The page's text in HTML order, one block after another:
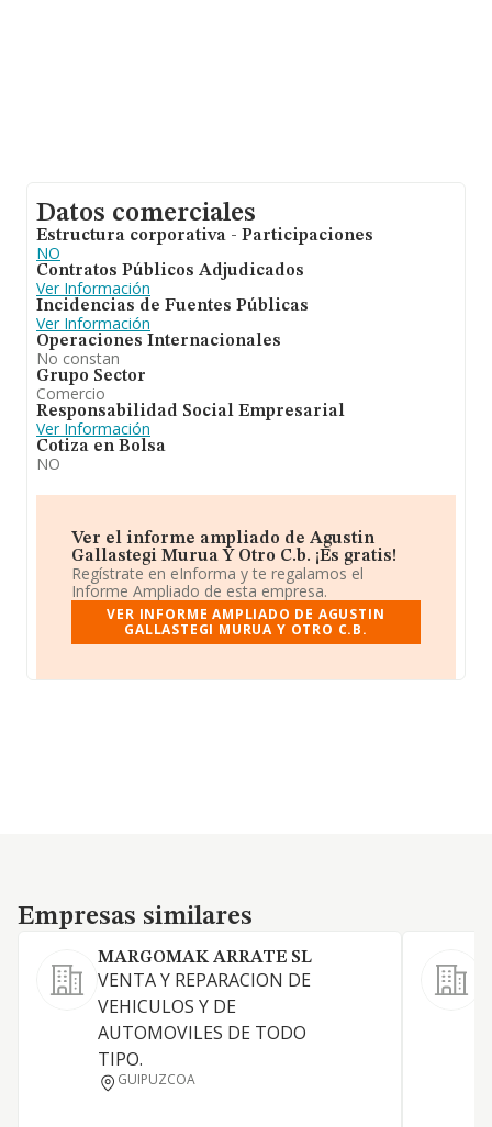
Datos comerciales
Estructura corporativa - Participaciones
NO
Contratos Públicos Adjudicados
Ver Información
Incidencias de Fuentes Públicas
Ver Información
Operaciones Internacionales
No constan
Grupo Sector
Comercio
Responsabilidad Social Empresarial
Ver Información
Cotiza en Bolsa
NO
Ver el informe ampliado de Agustin
Gallastegi Murua Y Otro C.b. ¡Es gratis!
Regístrate en eInforma y te regalamos el
Informe Ampliado de esta empresa.
VER INFORME AMPLIADO DE AGUSTIN
GALLASTEGI MURUA Y OTRO C.B.
Empresas similares
Empresas similares
MARGOMAK ARRATE SL
VENTA Y REPARACION DE
VEHICULOS Y DE
AUTOMOVILES DE TODO
TIPO.
GUIPUZCOA